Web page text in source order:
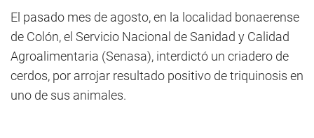
El pasado mes de agosto, en la localidad bonaerense
de Colón, el Servicio Nacional de Sanidad y Calidad
Agroalimentaria (Senasa), interdictó un criadero de
cerdos, por arrojar resultado positivo de triquinosis en
uno de sus animales.